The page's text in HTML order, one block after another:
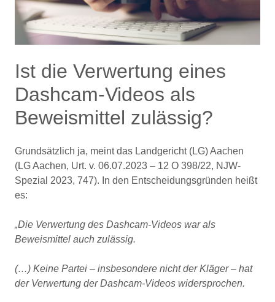
Ist die Verwertung eines
Dashcam-Videos als
Beweismittel zulässig?
Grundsätzlich ja, meint das Landgericht (LG) Aachen
(LG Aachen, Urt. v. 06.07.2023 – 12 O 398/22, NJW-
Spezial 2023, 747). In den Entscheidungsgründen heißt
es:
„Die Verwertung des Dashcam-Videos war als
Beweismittel auch zulässig.
(…) Keine Partei – insbesondere nicht der Kläger – hat
der Verwertung der Dashcam-Videos widersprochen.